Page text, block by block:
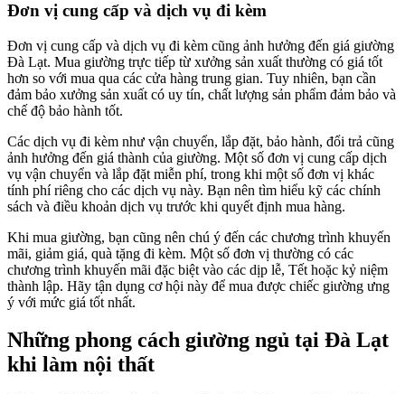
Đơn vị cung cấp và dịch vụ đi kèm
Đơn vị cung cấp và dịch vụ đi kèm cũng ảnh hưởng đến giá giường
Đà Lạt. Mua giường trực tiếp từ xưởng sản xuất thường có giá tốt
hơn so với mua qua các cửa hàng trung gian. Tuy nhiên, bạn cần
đảm bảo xưởng sản xuất có uy tín, chất lượng sản phẩm đảm bảo và
chế độ bảo hành tốt.
Các dịch vụ đi kèm như vận chuyển, lắp đặt, bảo hành, đổi trả cũng
ảnh hưởng đến giá thành của giường. Một số đơn vị cung cấp dịch
vụ vận chuyển và lắp đặt miễn phí, trong khi một số đơn vị khác
tính phí riêng cho các dịch vụ này. Bạn nên tìm hiểu kỹ các chính
sách và điều khoản dịch vụ trước khi quyết định mua hàng.
Khi mua giường, bạn cũng nên chú ý đến các chương trình khuyến
mãi, giảm giá, quà tặng đi kèm. Một số đơn vị thường có các
chương trình khuyến mãi đặc biệt vào các dịp lễ, Tết hoặc kỷ niệm
thành lập. Hãy tận dụng cơ hội này để mua được chiếc giường ưng
ý với mức giá tốt nhất.
Những phong cách giường ngủ tại Đà Lạt
khi làm nội thất